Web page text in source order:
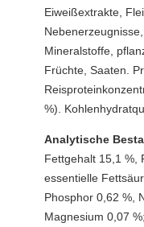
Eiweißextrakte,
Mineralstoffe,
Früchte, Saaten.
%).
Analytische
Fettgehalt 15,1 %,
essentielle
Phosphor 0,62 %,
Magnesium 0,07